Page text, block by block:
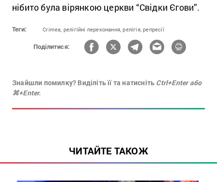
нібито була вірянкою церкви “Свідки Єгови”.
Теги: Crimea, релігійні переконання, релігія, репресії
Поділитися:
Знайшли помилку? Виділіть її та натисніть Ctrl+Enter або
⌘+Enter.
ЧИТАЙТЕ ТАКОЖ